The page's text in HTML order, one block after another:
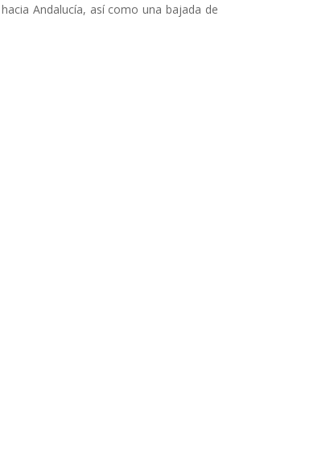
Andalucía, así como una bajada de